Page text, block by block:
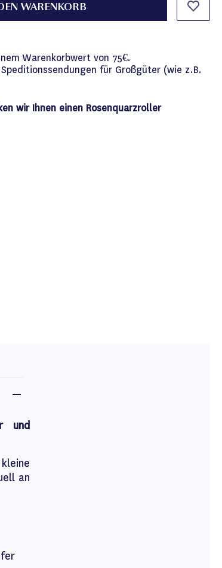
WARENKORB
Warenkorbwert von 75€.
für Großgüter (wie z.B.
wir Ihnen einen Rosenquarzroller
und
an